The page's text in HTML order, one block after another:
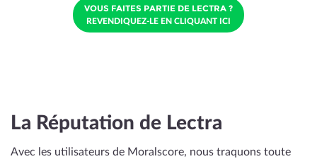
VOUS FAITES PARTIE DE LECTRA ?
REVENDIQUEZ-LE EN CLIQUANT ICI
La Réputation de Lectra
Avec les utilisateurs de Moralscore, nous traquons toute